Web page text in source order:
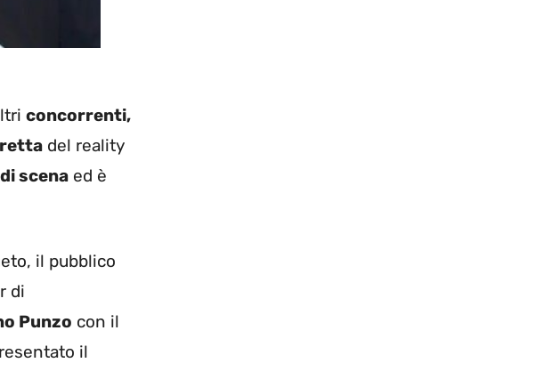
concorrenti,
del reality
scena ed è
il pubblico
di
Punzo con il
il